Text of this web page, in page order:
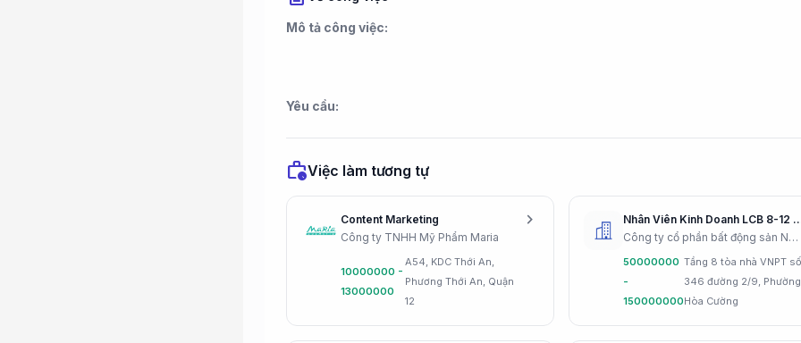
Mô tả công việc:
Yêu cầu:
work_historyViệc làm tương tự
Content Marketing
Công ty TNHH Mỹ Phẩm Maria
10000000 -
13000000
A54, KDC Thới An,
Phương Thới An, Quận
12
chevron_right
Nhân Viên Kinh Doanh LCB 8-12 Tr
Công ty cổ phần bất động sản Nam Miền Trung
50000000
-
150000000
Tầng 8 tòa nhà VNPT số
346 đường 2/9, Phường
Hòa Cường